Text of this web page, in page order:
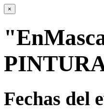
×
Fechas del